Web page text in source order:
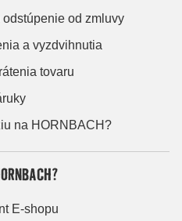
od zmluvy
a vyzdvihnutia
tovaru
na HORNBACH?
E-shopu